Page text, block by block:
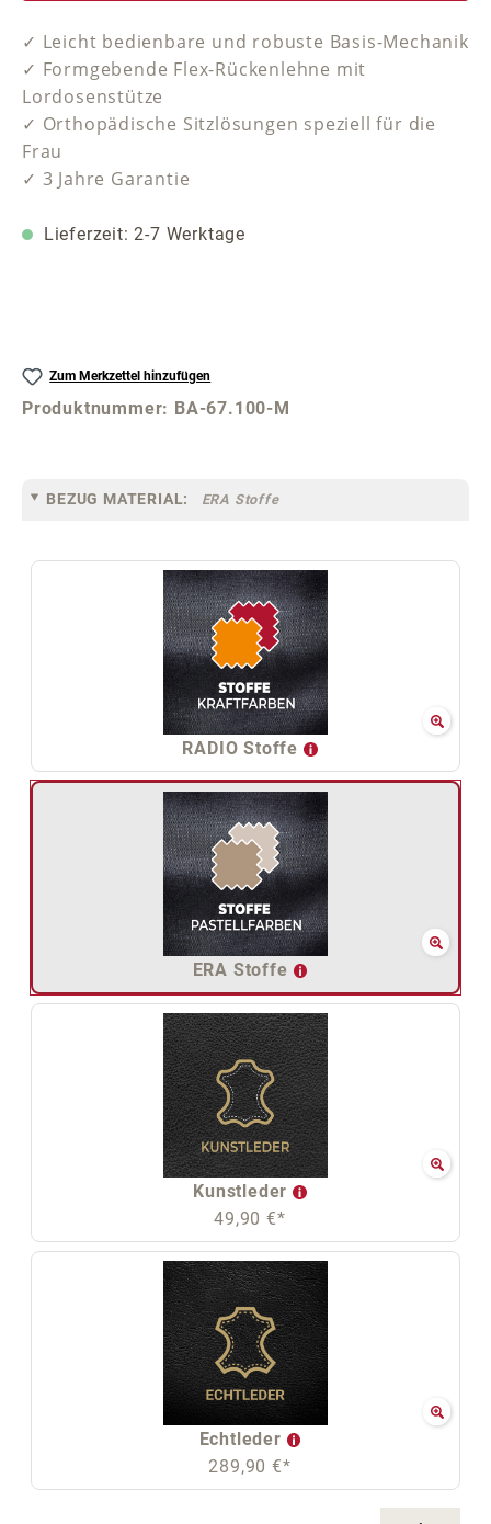
✓ Leicht bedienbare und robuste Basis-Mechanik
✓ Formgebende Flex-Rückenlehne mit
Lordosenstütze
✓ Orthopädische Sitzlösungen speziell für die
Frau
✓ 3 Jahre Garantie
Lieferzeit: 2-7 Werktage
Zum Merkzettel hinzufügen
Produktnummer: BA-67.100-M
BEZUG MATERIAL: ERA Stoffe
RADIO Stoffe
ERA Stoffe
Kunstleder
49,90 €*
Echtleder
289,90 €*